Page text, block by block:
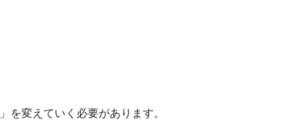
」を変えていく必要があります。